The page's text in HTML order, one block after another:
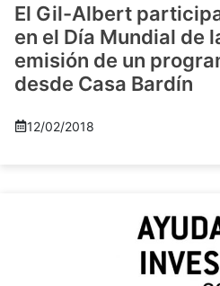
El Gil-Albert
en el Día Mundial de
emisión de un
desde Casa Bardín
12/02/2018